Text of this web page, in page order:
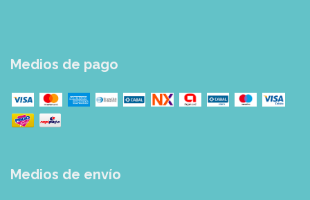
Medios de pago
Medios de envío